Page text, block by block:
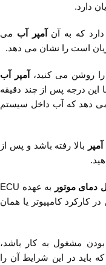
دارد.
که به آن آمپر آب می
است را نشان می دهد‌.
روشن می کنید،
آمپر آب
این درجه پس از چند دقیقه
می دهد که آب داخل سیستم
آمپر بالا رفته باشد و پس از
دمای موتور
به عهده ECU
کارکرد کامپیوتر یا همان
مشغول به کار باشد،
که باید در این شرایط آن را